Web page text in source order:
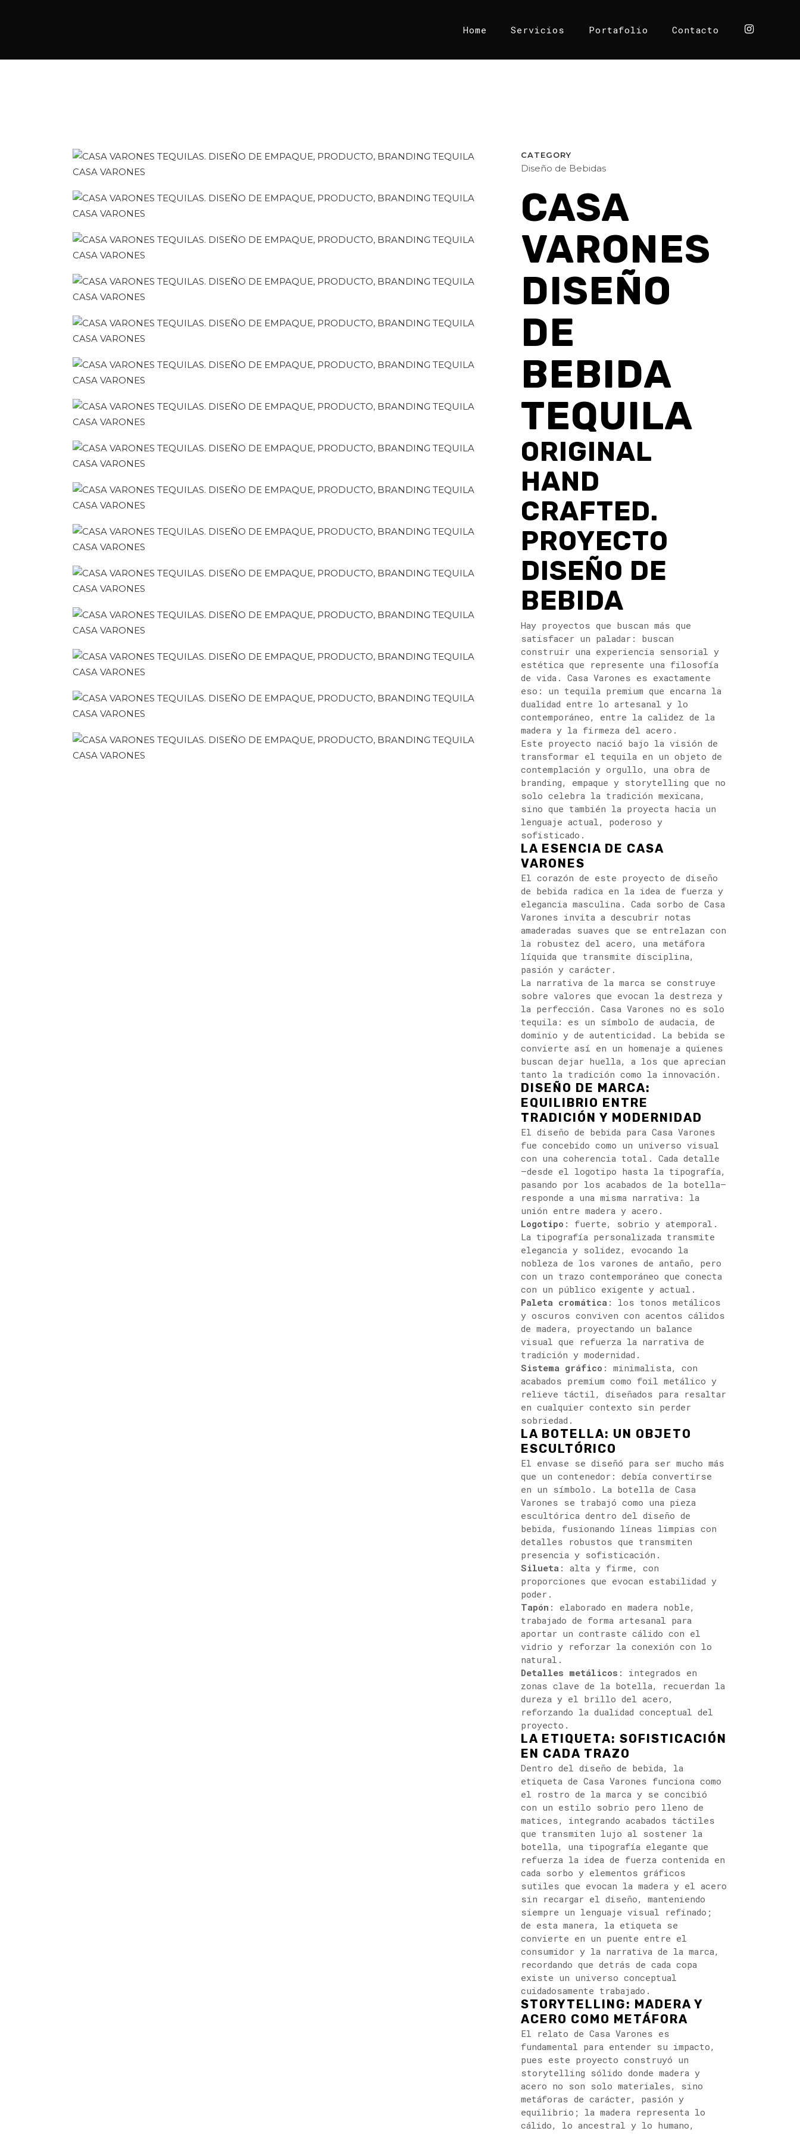
Home Servicios Portafolio Contacto
CATEGORY
Diseño de Bebidas
CASA
VARONES
DISEÑO
DE
BEBIDA
TEQUILA
ORIGINAL
HAND
CRAFTED.
PROYECTO
DISEÑO DE
BEBIDA
Hay proyectos que buscan más que
satisfacer un paladar: buscan
construir una experiencia sensorial y
estética que represente una filosofía
de vida. Casa Varones es exactamente
eso: un tequila premium que encarna la
dualidad entre lo artesanal y lo
contemporáneo, entre la calidez de la
madera y la firmeza del acero.
Este proyecto nació bajo la visión de
transformar el tequila en un objeto de
contemplación y orgullo, una obra de
branding, empaque y storytelling que no
solo celebra la tradición mexicana,
sino que también la proyecta hacia un
lenguaje actual, poderoso y
sofisticado.
LA ESENCIA DE CASA
VARONES
El corazón de este proyecto de diseño
de bebida radica en la idea de fuerza y
elegancia masculina. Cada sorbo de Casa
Varones invita a descubrir notas
amaderadas suaves que se entrelazan con
la robustez del acero, una metáfora
líquida que transmite disciplina,
pasión y carácter.
La narrativa de la marca se construye
sobre valores que evocan la destreza y
la perfección. Casa Varones no es solo
tequila: es un símbolo de audacia, de
dominio y de autenticidad. La bebida se
convierte así en un homenaje a quienes
buscan dejar huella, a los que aprecian
tanto la tradición como la innovación.
DISEÑO DE MARCA:
EQUILIBRIO ENTRE
TRADICIÓN Y MODERNIDAD
El diseño de bebida para Casa Varones
fue concebido como un universo visual
con una coherencia total. Cada detalle
—desde el logotipo hasta la tipografía,
pasando por los acabados de la botella—
responde a una misma narrativa: la
unión entre madera y acero.
Logotipo : fuerte, sobrio y atemporal.
La tipografía personalizada transmite
elegancia y solidez, evocando la
nobleza de los varones de antaño, pero
con un trazo contemporáneo que conecta
con un público exigente y actual.
Paleta cromática : los tonos metálicos
y oscuros conviven con acentos cálidos
de madera, proyectando un balance
visual que refuerza la narrativa de
tradición y modernidad.
Sistema gráfico : minimalista, con
acabados premium como foil metálico y
relieve táctil, diseñados para resaltar
en cualquier contexto sin perder
sobriedad.
LA BOTELLA: UN OBJETO
ESCULTÓRICO
El envase se diseñó para ser mucho más
que un contenedor: debía convertirse
en un símbolo. La botella de Casa
Varones se trabajó como una pieza
escultórica dentro del diseño de
bebida, fusionando líneas limpias con
detalles robustos que transmiten
presencia y sofisticación.
Silueta : alta y firme, con
proporciones que evocan estabilidad y
poder.
Tapón : elaborado en madera noble,
trabajado de forma artesanal para
aportar un contraste cálido con el
vidrio y reforzar la conexión con lo
natural.
Detalles metálicos : integrados en
zonas clave de la botella, recuerdan la
dureza y el brillo del acero,
reforzando la dualidad conceptual del
proyecto.
LA ETIQUETA: SOFISTICACIÓN
EN CADA TRAZO
Dentro del diseño de bebida, la
etiqueta de Casa Varones funciona como
el rostro de la marca y se concibió
con un estilo sobrio pero lleno de
matices, integrando acabados táctiles
que transmiten lujo al sostener la
botella, una tipografía elegante que
refuerza la idea de fuerza contenida en
cada sorbo y elementos gráficos
sutiles que evocan la madera y el acero
sin recargar el diseño, manteniendo
siempre un lenguaje visual refinado;
de esta manera, la etiqueta se
convierte en un puente entre el
consumidor y la narrativa de la marca,
recordando que detrás de cada copa
existe un universo conceptual
cuidadosamente trabajado.
STORYTELLING: MADERA Y
ACERO COMO METÁFORA
El relato de Casa Varones es
fundamental para entender su impacto,
pues este proyecto construyó un
storytelling sólido donde madera y
acero no son solo materiales, sino
metáforas de carácter, pasión y
equilibrio; la madera representa lo
cálido, lo ancestral y lo humano,